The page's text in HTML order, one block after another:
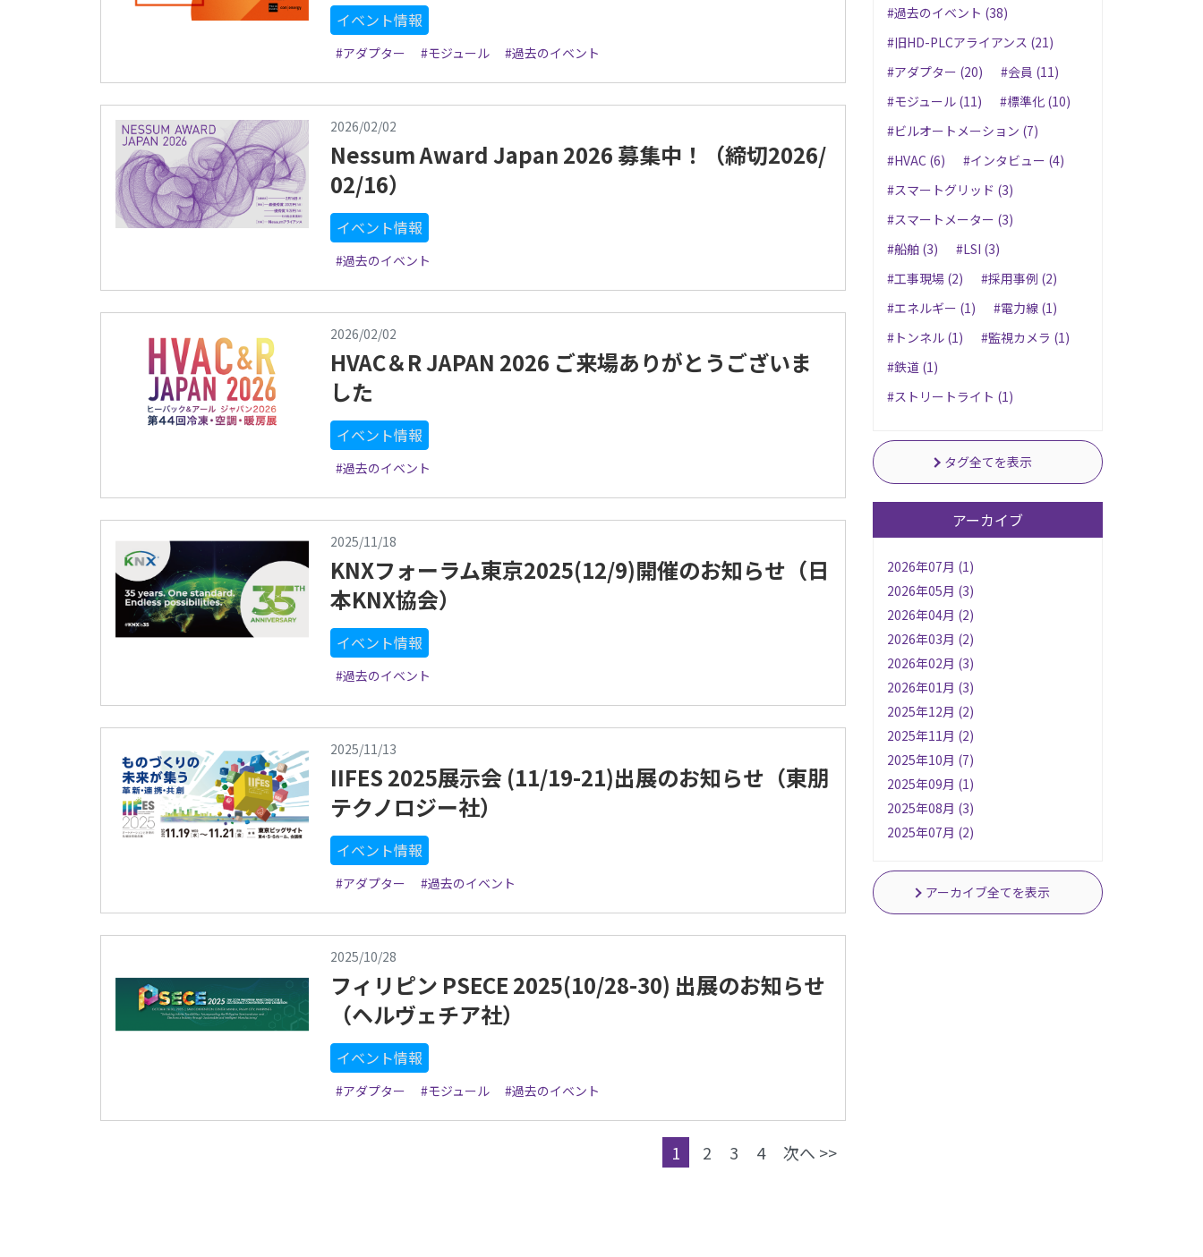
イベント情報
#アダプター #モジュール #過去のイベント
2026/02/02
Nessum Award Japan 2026 募集中！（締切2026/
02/16）
イベント情報
#過去のイベント
2026/02/02
HVAC＆R JAPAN 2026 ご来場ありがとうございま
した
イベント情報
#過去のイベント
2025/11/18
KNXフォーラム東京2025(12/9)開催のお知らせ（日
本KNX協会）
イベント情報
#過去のイベント
2025/11/13
IIFES 2025展示会 (11/19-21)出展のお知らせ（東朋
テクノロジー社）
イベント情報
#アダプター #過去のイベント
2025/10/28
フィリピン PSECE 2025(10/28-30) 出展のお知らせ
（ヘルヴェチア社）
イベント情報
#アダプター #モジュール #過去のイベント
1 2 3 4 次へ >>
#過去のイベント (38)
#旧HD-PLCアライアンス (21)
#アダプター (20)
#会員 (11)
#モジュール (11)
#標準化 (10)
#ビルオートメーション (7)
#HVAC (6)
#インタビュー (4)
#スマートグリッド (3)
#スマートメーター (3)
#船舶 (3)
#LSI (3)
#工事現場 (2)
#採用事例 (2)
#エネルギー (1)
#電力線 (1)
#トンネル (1)
#監視カメラ (1)
#鉄道 (1)
#ストリートライト (1)
タグ全てを表示
アーカイブ
2026年07月 (1)
2026年05月 (3)
2026年04月 (2)
2026年03月 (2)
2026年02月 (3)
2026年01月 (3)
2025年12月 (2)
2025年11月 (2)
2025年10月 (7)
2025年09月 (1)
2025年08月 (3)
2025年07月 (2)
アーカイブ全てを表示